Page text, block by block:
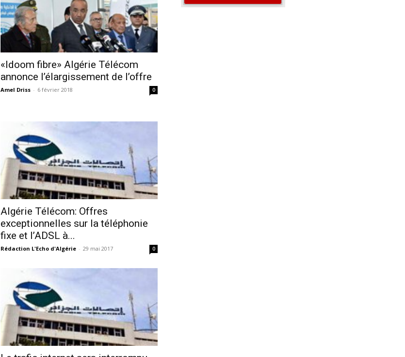
«Idoom fibre» Algérie Télécom
annonce l’élargissement de l’offre
Amel Driss - 6 février 2018 0
Algérie Télécom: Offres
exceptionnelles sur la téléphonie
fixe et l’ADSL à...
Rédaction L'Echo d'Algérie - 29 mai 2017 0